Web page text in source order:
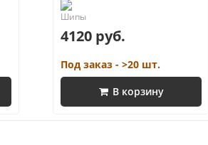
4120 руб.
Под заказ - >20 шт.
В корзину